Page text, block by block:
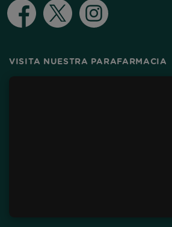
Facebook Twitter
VISITA NUESTRA PARAFARMACIA